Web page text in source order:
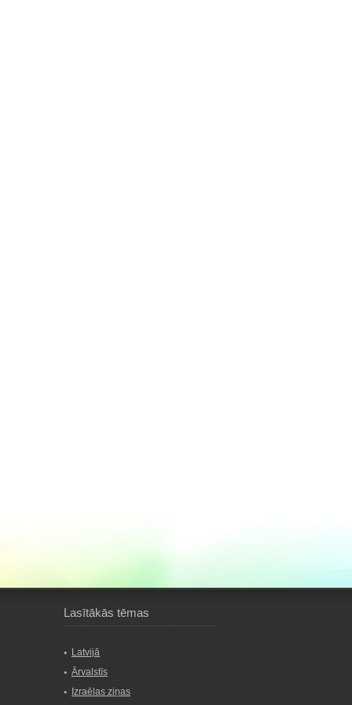
Lasītākās tēmas
Latvijā
Ārvalstīs
Izraēlas ziņas